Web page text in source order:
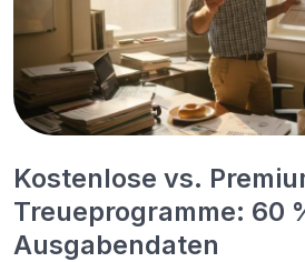
Kostenlose vs.
Treueprogramme: 60
Ausgabendaten